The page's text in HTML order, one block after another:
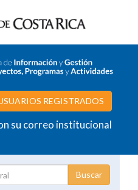
REGISTRADOS
su correo institucional